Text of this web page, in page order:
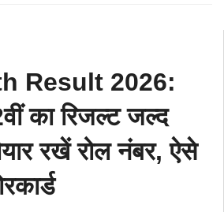
Result 2026:
का रिजल्ट जल्द
रखें रोल नंबर, ऐसे